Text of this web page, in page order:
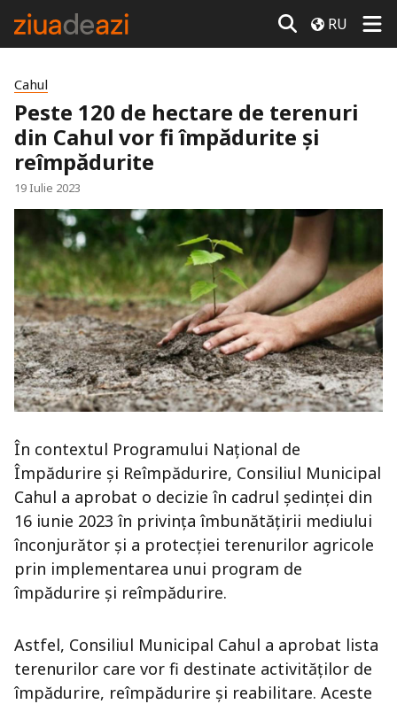
RU
Cahul
Peste 120 de hectare de terenuri
din Cahul vor fi împădurite și
reîmpădurite
19 Iulie 2023
În contextul Programului Național de
Împădurire și Reîmpădurire, Consiliul Municipal
Cahul a aprobat o decizie în cadrul ședinței din
16 iunie 2023 în privința îmbunătățirii mediului
înconjurător și a protecției terenurilor agricole
prin implementarea unui program de
împădurire și reîmpădurire.
Astfel, Consiliul Municipal Cahul a aprobat lista
terenurilor care vor fi destinate activităților de
împădurire, reîmpădurire și reabilitare. Aceste